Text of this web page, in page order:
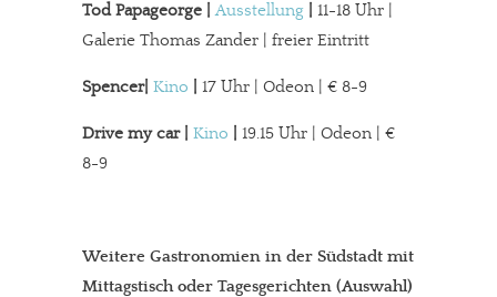
Tod Papageorge |Ausstellung
11-18 Uhr |
Galerie Thomas Zander | freier Eintritt
Spencer| Kino 17 Uhr | Odeon | € 8-9
Drive my car | Kino
19.15 Uhr | Odeon | €
8-9
Weitere Gastronomien in der Südstadt mit
Mittagstisch oder Tagesgerichten (Auswahl)